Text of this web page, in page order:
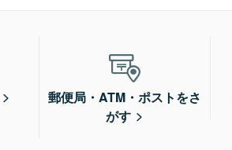
郵便局・ATM・ポストをさ
がす